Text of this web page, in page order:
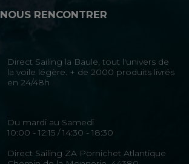
NOUS RENCONTRER
Direct Sailing la Baule, tout l'univers de
la voile légère. + de 2000 produits livrés
en 24/48h
Du mardi au Samedi
10:00 - 12:15 / 14:30 - 18:30
Direct Sailing ZA Pornichet Atlantique